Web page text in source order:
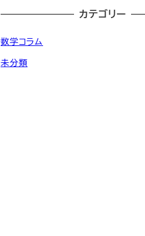
カテゴリー
数学コラム
未分類